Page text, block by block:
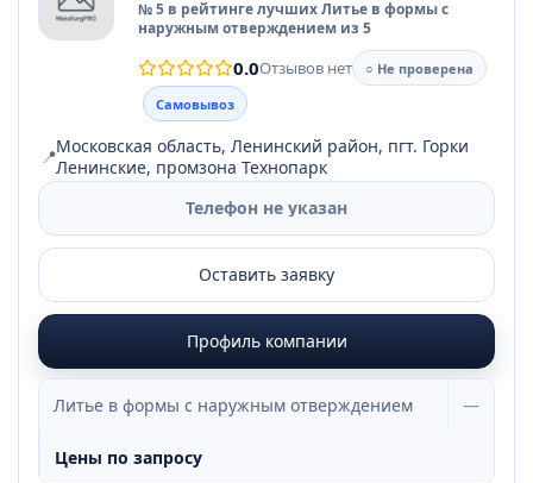
№ 5 в рейтинге лучших Литье в формы с
наружным отверждением из 5
0.0Отзывов нет
○ Не проверена
Самовывоз
📍Московская область, Ленинский район, пгт. Горки
Ленинские, промзона Технопарк
Телефон не указан
Оставить заявку
Профиль компании
Литье в формы с наружным отверждением —
Цены по запросу